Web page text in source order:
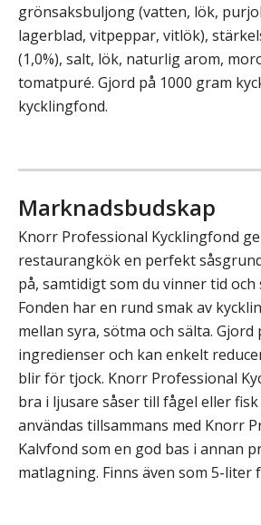
grönsaksbuljong (vatten, lök,
lagerblad, vitpeppar, vitlök),
(1,0%), salt, lök, naturlig arom,
tomatpuré. Gjord på 1000 gram
kycklingfond.
Marknadsbudskap
Knorr Professional Kycklingfond
restaurangkök en perfekt
på, samtidigt som du vinner tid
Fonden har en rund smak av
mellan syra, sötma och sälta.
ingredienser och kan enkelt
blir för tjock. Knorr Professional
bra i ljusare såser till fågel eller
användas tillsammans med Knorr
Kalvfond som en god bas i annan
matlagning. Finns även som 5-liter